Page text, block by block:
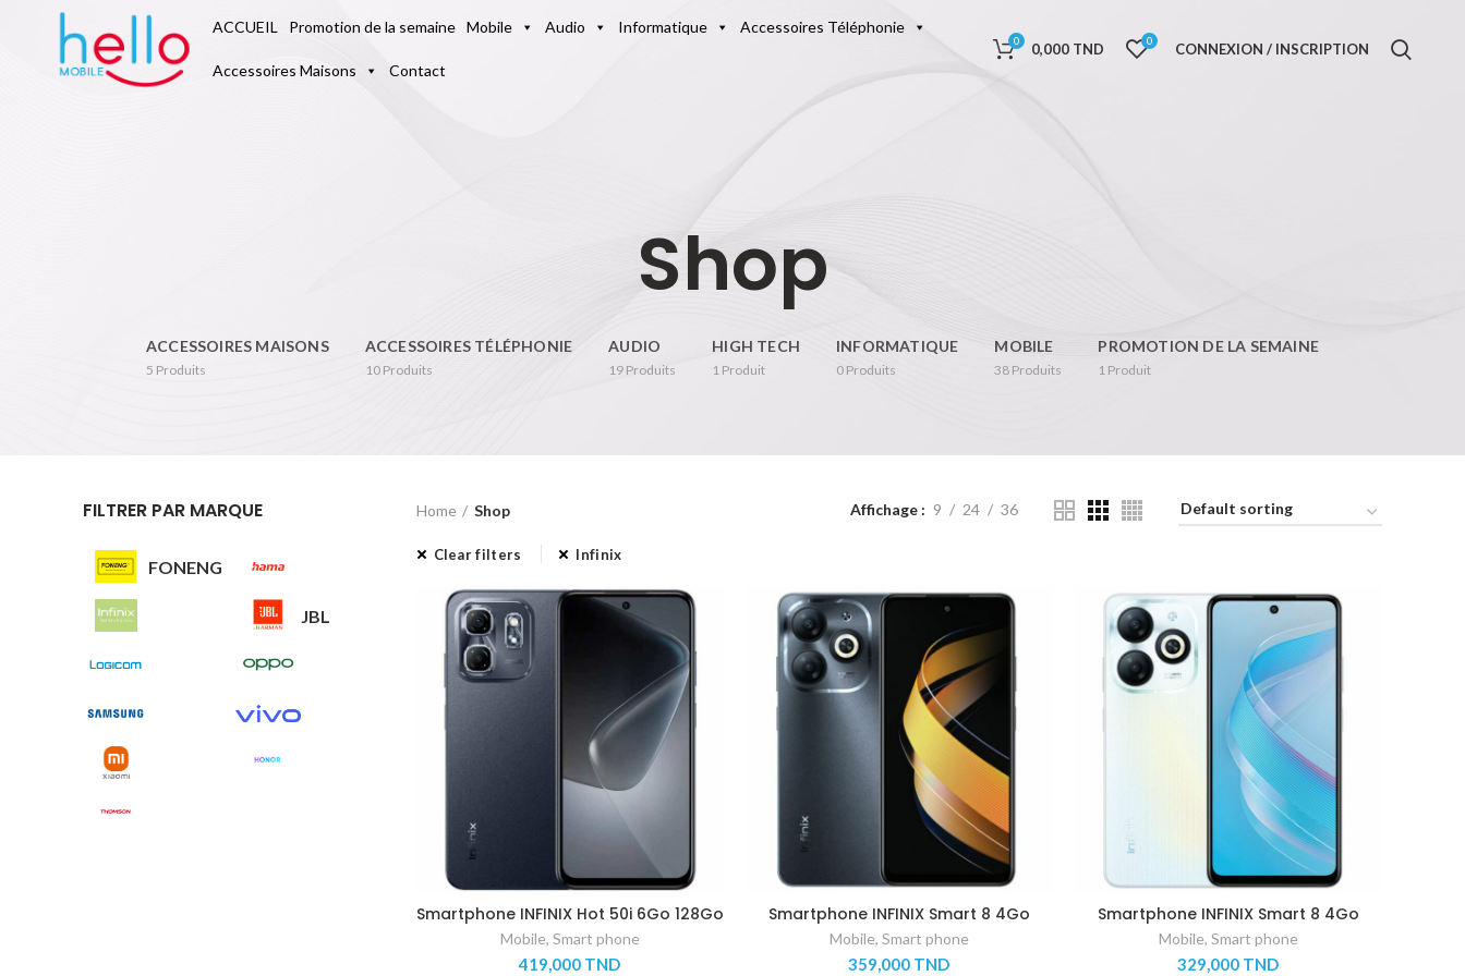
ACCUEIL Promotion de la semaine Mobile Audio Informatique Accessoires Téléphonie
Accessoires Maisons Contact
0 0,000 TND 0 CONNEXION / INSCRIPTION
Shop
ACCESSOIRES MAISONS
5 Produits
ACCESSOIRES TÉLÉPHONIE
10 Produits
AUDIO
19 Produits
HIGH TECH
1 Produit
INFORMATIQUE
0 Produits
MOBILE
38 Produits
PROMOTION DE LA SEMAINE
1 Produit
FILTRER PAR MARQUE
FONENG
JBL
Home Shop Affichage 9 24 36
Clear filters Infinix
Smartphone INFINIX Hot 50i 6Go 128Go
– Noir – Garantie 1 an
Mobile, Smart phone
419,000 TND
Smartphone INFINIX Smart 8 4Go
128Go – noir- garantie 1 an
Mobile, Smart phone
359,000 TND
Smartphone INFINIX Smart 8 4Go
64Go – Blanc – garantie 1 an
Mobile, Smart phone
329,000 TND